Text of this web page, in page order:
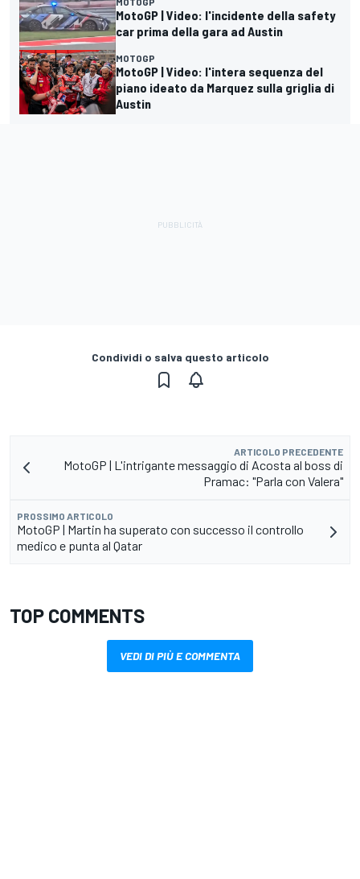
MotoGP | Video: l'incidente della safety
car prima della gara ad Austin
MOTOGP
MotoGP | Video: l'intera sequenza del
piano ideato da Marquez sulla griglia di
Austin
Condividi o salva questo articolo
ARTICOLO PRECEDENTE
MotoGP | L'intrigante messaggio di Acosta al boss di
Pramac: "Parla con Valera"
PROSSIMO ARTICOLO
MotoGP | Martin ha superato con successo il controllo
medico e punta al Qatar
TOP COMMENTS
VEDI DI PIÙ E COMMENTA